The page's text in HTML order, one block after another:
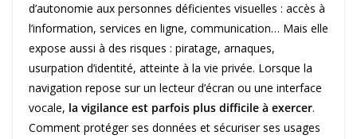
d’autonomie aux personnes déficientes visuelles : accès à
l’information, services en ligne, communication… Mais elle
expose aussi à des risques : piratage, arnaques,
usurpation d’identité, atteinte à la vie privée. Lorsque la
navigation repose sur un lecteur d’écran ou une interface
vocale, la vigilance est parfois plus difficile à exercer.
Comment protéger ses données et sécuriser ses usages